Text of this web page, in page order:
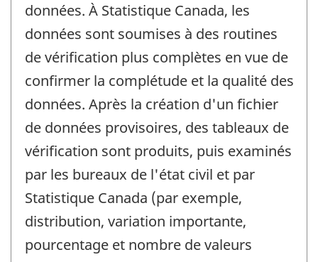
données. À Statistique Canada, les
données sont soumises à des routines
de vérification plus complètes en vue de
confirmer la complétude et la qualité des
données. Après la création d'un fichier
de données provisoires, des tableaux de
vérification sont produits, puis examinés
par les bureaux de l'état civil et par
Statistique Canada (par exemple,
distribution, variation importante,
pourcentage et nombre de valeurs